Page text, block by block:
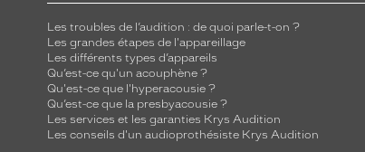
Les troubles de l’audition : de quoi parle-t-on ?
Les grandes étapes de l'appareillage
Les différents types d’appareils
Qu’est-ce qu'un acouphène ?
Qu'est-ce que l'hyperacousie ?
Qu’est-ce que la presbyacousie ?
Les services et les garanties Krys Audition
Les conseils d'un audioprothésiste Krys Audition